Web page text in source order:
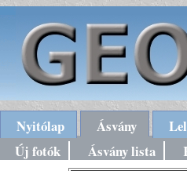
Nyitólap Ásvány
Új fotók
Ásvány lista